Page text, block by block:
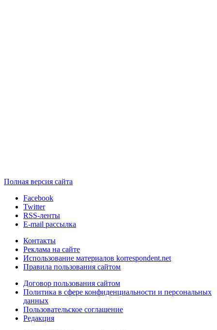
Полная версия сайта
Facebook
Twitter
RSS-ленты
E-mail рассылка
Контакты
Реклама на сайте
Использование материалов korrespondent.net
Правила пользования сайтом
Договор пользования сайтом
Политика в сфере конфиденциальности и персональных
данных
Пользовательское соглашение
Редакция